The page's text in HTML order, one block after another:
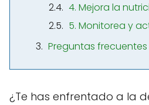
4. Mejora la
5. Monitorea y
Preguntas frecuentes
¿Te has enfrentado a la